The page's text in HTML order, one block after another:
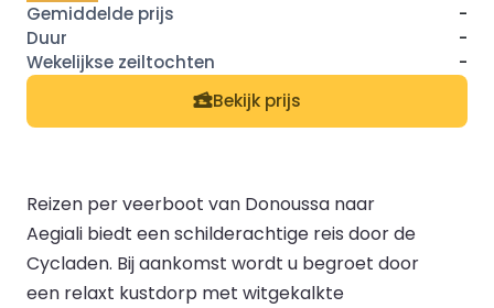
-
-
-
Bekijk prijs
Reizen per veerboot van Donoussa naar
Aegiali biedt een schilderachtige reis door de
Cycladen. Bij aankomst wordt u begroet door
een relaxt kustdorp met witgekalkte